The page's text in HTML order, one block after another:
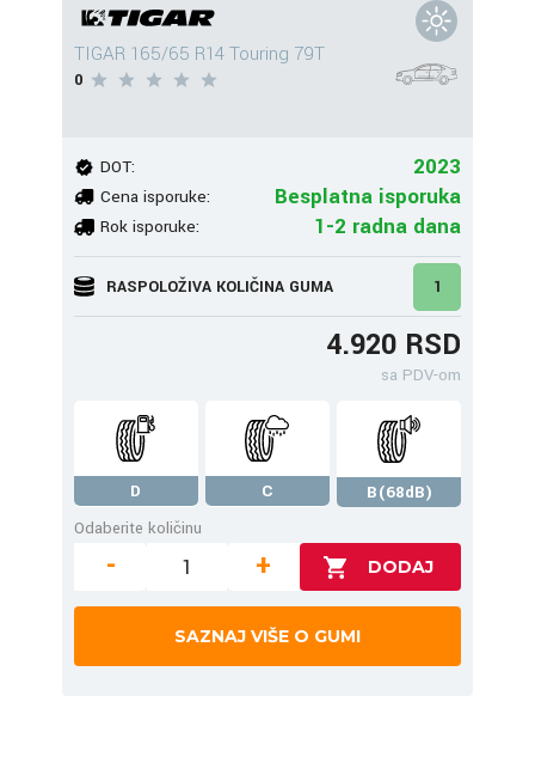
TIGAR 165/65 R14 Touring 79T
0
DOT: 2023
Cena isporuke: Besplatna isporuka
Rok isporuke: 1-2 radna dana
RASPOLOŽIVA KOLIČINA GUMA 1
4.920 RSD
sa PDV-om
D C
B(68dB)
Odaberite količinu
- +
SAZNAJ VIŠE O GUMI